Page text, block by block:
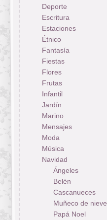
Deporte
Escritura
Estaciones
Étnico
Fantasía
Fiestas
Flores
Frutas
Infantil
Jardín
Marino
Mensajes
Moda
Música
Navidad
Ángeles
Belén
Cascanueces
Muñeco de nieve
Papá Noel